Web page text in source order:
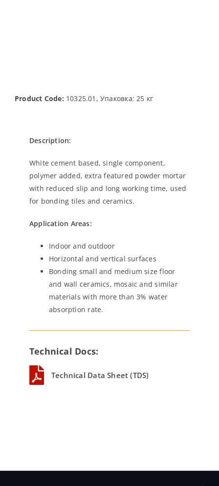
Product Code: 10325.01, Упаковка: 25 кг
Description:
White cement based, single component,
polymer added, extra featured powder mortar
with reduced slip and long working time, used
for bonding tiles and ceramics.
Application Areas:
Indoor and outdoor
Horizontal and vertical surfaces
Bonding small and medium size floor
and wall ceramics, mosaic and similar
materials with more than 3% water
absorption rate.
Technical Docs:
Technical Data Sheet (TDS)